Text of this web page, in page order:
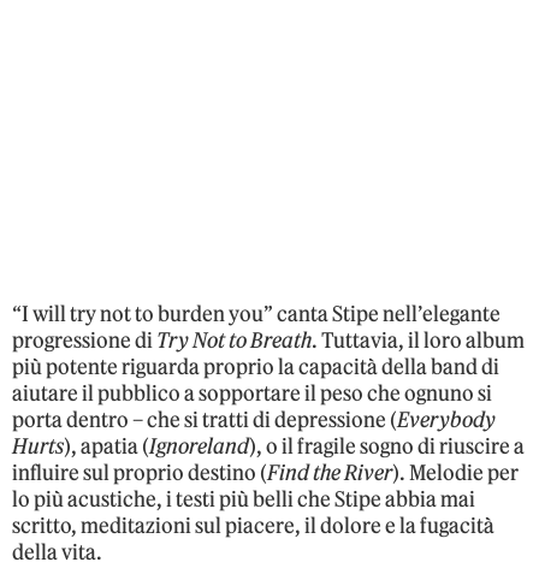
“I will try not to burden you” canta Stipe nell’elegante
progressione diTry Not to Breath. Tuttavia, il loro album
più potente riguarda proprio la capacità della band di
aiutare il pubblico a sopportare il peso che ognuno si
porta dentro – che si tratti di depressione (Everybody
Hurts), apatia (Ignoreland), o il fragile sogno di riuscire a
influire sul proprio destino (Find the River). Melodie per
lo più acustiche, i testi più belli che Stipe abbia mai
scritto, meditazioni sul piacere, il dolore e la fugacità
della vita.